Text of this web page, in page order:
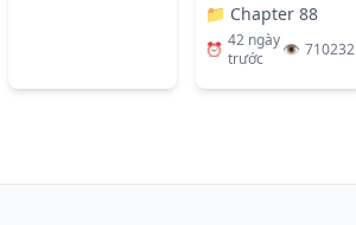
📁 Chapter 88
⏰ 42 ngày
trước
👁️ 710232